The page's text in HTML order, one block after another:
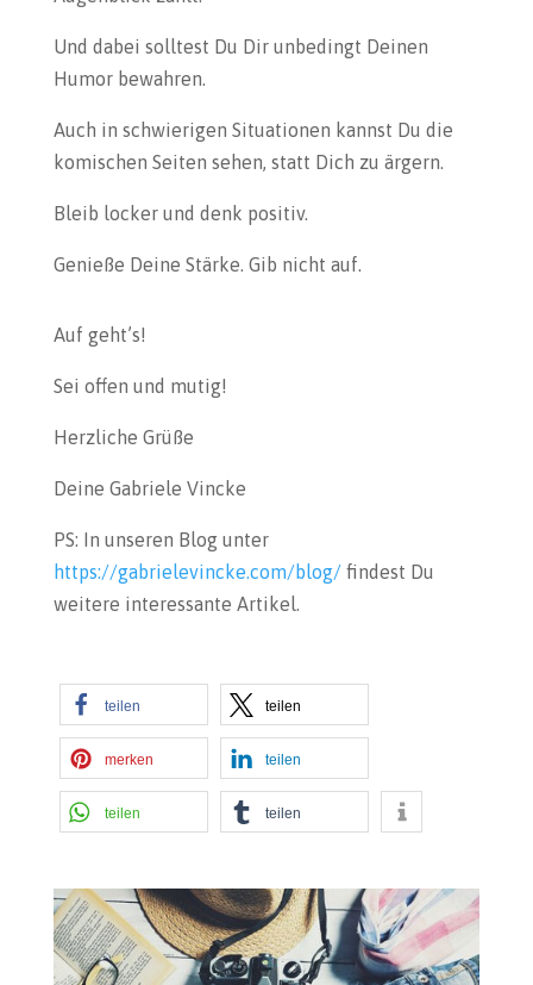
Und dabei solltest Du Dir unbedingt Deinen
Humor bewahren.
Auch in schwierigen Situationen kannst Du die
komischen Seiten sehen, statt Dich zu ärgern.
Bleib locker und denk positiv.
Genieße Deine Stärke. Gib nicht auf.
Auf geht’s!
Sei offen und mutig!
Herzliche Grüße
Deine Gabriele Vincke
PS: In unseren Blog unter
https://gabrielevincke.com/blog/findest Du
weitere interessante Artikel.
teilen teilen
merken teilen
teilen teilen